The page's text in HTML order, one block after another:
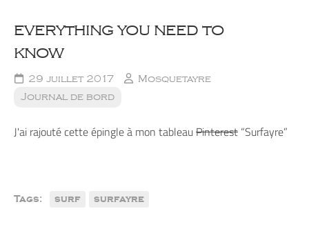
everything you need to
know
29 juillet 2017
Mosquetayre
Journal de bord
J'ai rajouté cette épingle à mon tableauPinterest “Surfayre”
Tags: surf surfayre